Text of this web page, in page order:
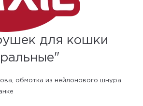
для кошки
обмотка из нейлонового шнура